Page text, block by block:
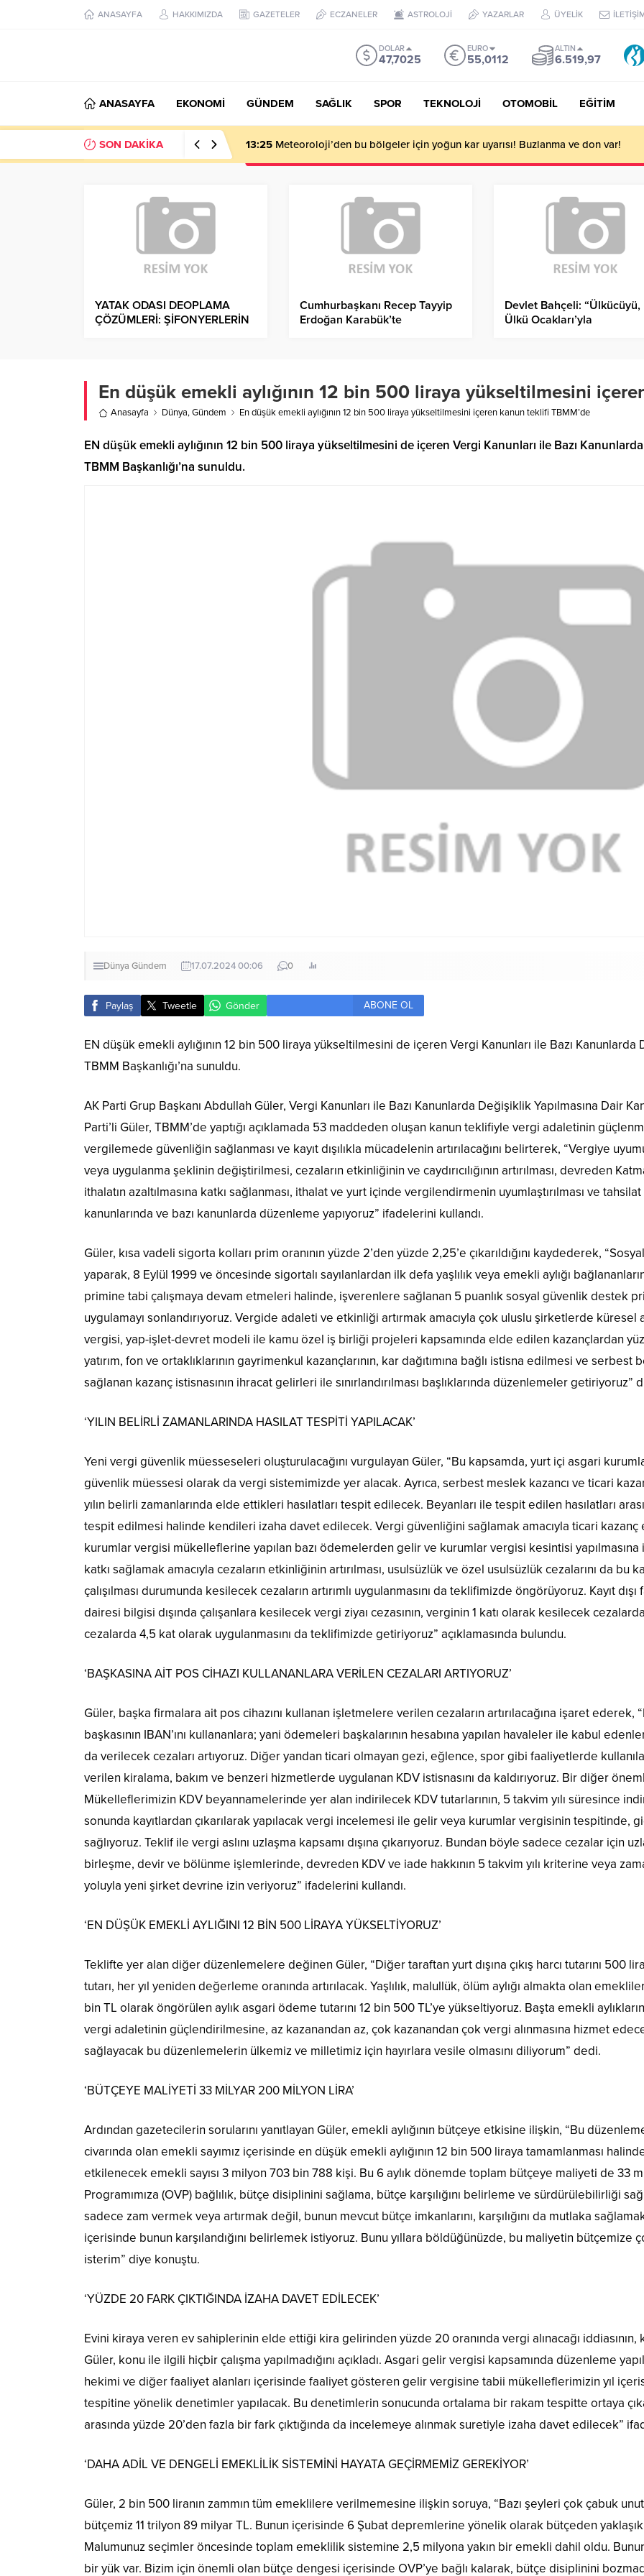
ANASAYFA HAKKIMIZDA GAZETELER ECZANELER ASTROLOJİ YAZARLAR ÜYELİK
DOLAR
47,7025
EURO
55,0112
ALTIN
6.519,97
ANASAYFA EKONOMİ GÜNDEM SAĞLIK SPOR TEKNOLOJİ OTOMOBİL EĞİTİM
SON DAKİKA 13:25 Meteoroloji’den bu bölgeler için yoğun kar uyarısı! Buzlanma ve don var!
YATAK ODASI DEOPLAMA
ÇÖZÜMLERİ: ŞİFONYERLERİN
Cumhurbaşkanı Recep Tayyip
Erdoğan Karabük’te
Devlet Bahçeli: “Ülkücüyü,
Ülkü Ocakları’yla
En düşük emekli aylığının 12 bin 500 liraya yükseltilmesini
Anasayfa Dünya,Gündem En düşük emekli aylığının 12 bin 500 liraya yükseltilmesini içeren kanun teklifi TBMM’de
EN düşük emekli aylığının 12 bin 500 liraya yükseltilmesini de içeren Vergi Kanunları ile Bazı
TBMM Başkanlığı’na sunuldu.
Dünya Gündem 17.07.2024 00:06 0
Paylaş Tweetle Gönder ABONE OL
EN düşük emekli aylığının 12 bin 500 liraya yükseltilmesini de içeren Vergi Kanunları ile Bazı Kanunlarda
TBMM Başkanlığı’na sunuldu.
AK Parti Grup Başkanı Abdullah Güler, Vergi Kanunları ile Bazı Kanunlarda Değişiklik Yapılmasına Dair
Parti’li Güler, TBMM’de yaptığı açıklamada 53 maddeden oluşan kanun teklifiyle vergi adaletinin
vergilemede güvenliğin sağlanması ve kayıt dışılıkla mücadelenin artırılacağını belirterek, “Vergiye
veya uygulanma şeklinin değiştirilmesi, cezaların etkinliğinin ve caydırıcılığının artırılması, devreden
ithalatın azaltılmasına katkı sağlanması, ithalat ve yurt içinde vergilendirmenin uyumlaştırılması ve
kanunlarında ve bazı kanunlarda düzenleme yapıyoruz” ifadelerini kullandı.
Güler, kısa vadeli sigorta kolları prim oranının yüzde 2’den yüzde 2,25’e çıkarıldığını kaydederek,
yaparak, 8 Eylül 1999 ve öncesinde sigortalı sayılanlardan ilk defa yaşlılık veya emekli aylığı
primine tabi çalışmaya devam etmeleri halinde, işverenlere sağlanan 5 puanlık sosyal güvenlik destek
uygulamayı sonlandırıyoruz. Vergide adaleti ve etkinliği artırmak amacıyla çok uluslu şirketlerde
vergisi, yap-işlet-devret modeli ile kamu özel iş birliği projeleri kapsamında elde edilen kazançlardan
yatırım, fon ve ortaklıklarının gayrimenkul kazançlarının, kar dağıtımına bağlı istisna edilmesi ve
sağlanan kazanç istisnasının ihracat gelirleri ile sınırlandırılması başlıklarında düzenlemeler getiriyoruz”
‘YILIN BELİRLİ ZAMANLARINDA HASILAT TESPİTİ YAPILACAK’
Yeni vergi güvenlik müesseseleri oluşturulacağını vurgulayan Güler, “Bu kapsamda, yurt içi asgari
güvenlik müessesi olarak da vergi sistemimizde yer alacak. Ayrıca, serbest meslek kazancı ve ticari
yılın belirli zamanlarında elde ettikleri hasılatları tespit edilecek. Beyanları ile tespit edilen hasılatları
tespit edilmesi halinde kendileri izaha davet edilecek. Vergi güvenliğini sağlamak amacıyla ticari
kurumlar vergisi mükelleflerine yapılan bazı ödemelerden gelir ve kurumlar vergisi kesintisi yapılmasına
katkı sağlamak amacıyla cezaların etkinliğinin artırılması, usulsüzlük ve özel usulsüzlük cezalarını da bu
çalışılması durumunda kesilecek cezaların artırımlı uygulanmasını da teklifimizde öngörüyoruz. Kayıt
dairesi bilgisi dışında çalışanlara kesilecek vergi ziyaı cezasının, verginin 1 katı olarak kesilecek
cezalarda 4,5 kat olarak uygulanmasını da teklifimizde getiriyoruz” açıklamasında bulundu.
‘BAŞKASINA AİT POS CİHAZI KULLANANLARA VERİLEN CEZALARI ARTIYORUZ’
Güler, başka firmalara ait pos cihazını kullanan işletmelere verilen cezaların artırılacağına işaret ederek,
başkasının IBAN’ını kullananlara; yani ödemeleri başkalarının hesabına yapılan havaleler ile kabul
da verilecek cezaları artıyoruz. Diğer yandan ticari olmayan gezi, eğlence, spor gibi faaliyetlerde
verilen kiralama, bakım ve benzeri hizmetlerde uygulanan KDV istisnasını da kaldırıyoruz. Bir diğer
Mükelleflerimizin KDV beyannamelerinde yer alan indirilecek KDV tutarlarının, 5 takvim yılı süresince
sonunda kayıtlardan çıkarılarak yapılacak vergi incelemesi ile gelir veya kurumlar vergisinin tespitinde,
sağlıyoruz. Teklif ile vergi aslını uzlaşma kapsamı dışına çıkarıyoruz. Bundan böyle sadece cezalar için
birleşme, devir ve bölünme işlemlerinde, devreden KDV ve iade hakkının 5 takvim yılı kriterine veya
yoluyla yeni şirket devrine izin veriyoruz” ifadelerini kullandı.
‘EN DÜŞÜK EMEKLİ AYLIĞINI 12 BİN 500 LİRAYA YÜKSELTİYORUZ’
Teklifte yer alan diğer düzenlemelere değinen Güler, “Diğer taraftan yurt dışına çıkış harcı tutarını 500
tutarı, her yıl yeniden değerleme oranında artırılacak. Yaşlılık, malullük, ölüm aylığı almakta olan
bin TL olarak öngörülen aylık asgari ödeme tutarını 12 bin 500 TL’ye yükseltiyoruz. Başta emekli
vergi adaletinin güçlendirilmesine, az kazanandan az, çok kazanandan çok vergi alınmasına hizmet
sağlayacak bu düzenlemelerin ülkemiz ve milletimiz için hayırlara vesile olmasını diliyorum” dedi.
‘BÜTÇEYE MALİYETİ 33 MİLYAR 200 MİLYON LİRA’
Ardından gazetecilerin sorularını yanıtlayan Güler, emekli aylığının bütçeye etkisine ilişkin, “Bu
civarında olan emekli sayımız içerisinde en düşük emekli aylığının 12 bin 500 liraya tamamlanması
etkilenecek emekli sayısı 3 milyon 703 bin 788 kişi. Bu 6 aylık dönemde toplam bütçeye maliyeti de 33
Programımıza (OVP) bağlılık, bütçe disiplinini sağlama, bütçe karşılığını belirleme ve sürdürülebilirliği
sadece zam vermek veya artırmak değil, bunun mevcut bütçe imkanlarını, karşılığını da mutlaka
içerisinde bunun karşılandığını belirlemek istiyoruz. Bunu yıllara böldüğünüzde, bu maliyetin
isterim” diye konuştu.
‘YÜZDE 20 FARK ÇIKTIĞINDA İZAHA DAVET EDİLECEK’
Evini kiraya veren ev sahiplerinin elde ettiği kira gelirinden yüzde 20 oranında vergi alınacağı iddiasının,
Güler, konu ile ilgili hiçbir çalışma yapılmadığını açıkladı. Asgari gelir vergisi kapsamında düzenleme
hekimi ve diğer faaliyet alanları içerisinde faaliyet gösteren gelir vergisine tabii mükelleflerimizin yıl
tespitine yönelik denetimler yapılacak. Bu denetimlerin sonucunda ortalama bir rakam tespitte ortaya
arasında yüzde 20’den fazla bir fark çıktığında da incelemeye alınmak suretiyle izaha davet edilecek”
‘DAHA ADİL VE DENGELİ EMEKLİLİK SİSTEMİNİ HAYATA GEÇİRMEMİZ GEREKİYOR’
Güler, 2 bin 500 liranın zammın tüm emeklilere verilmemesine ilişkin soruya, “Bazı şeyleri çok çabuk
bütçemiz 11 trilyon 89 milyar TL. Bunun içerisinde 6 Şubat depremlerine yönelik olarak bütçeden yaklaşık
Malumunuz seçimler öncesinde toplam emeklilik sistemine 2,5 milyona yakın bir emekli dahil oldu.
bir yük var. Bizim için önemli olan bütçe dengesi içerisinde OVP’ye bağlı kalarak, bütçe disiplinini